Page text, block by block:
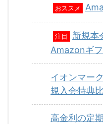
おススメ
注目
新規本
Amazonギ
イオンマー
規入会特典
高金利の定